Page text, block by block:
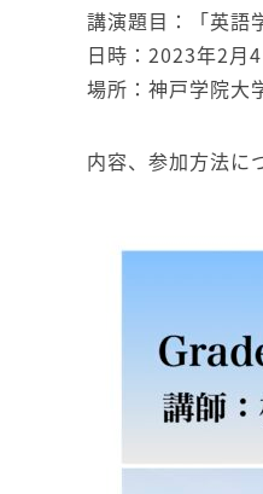
講演題目：「英語
日時：2023年2月
場所：神戸学院
内容、参加方法に